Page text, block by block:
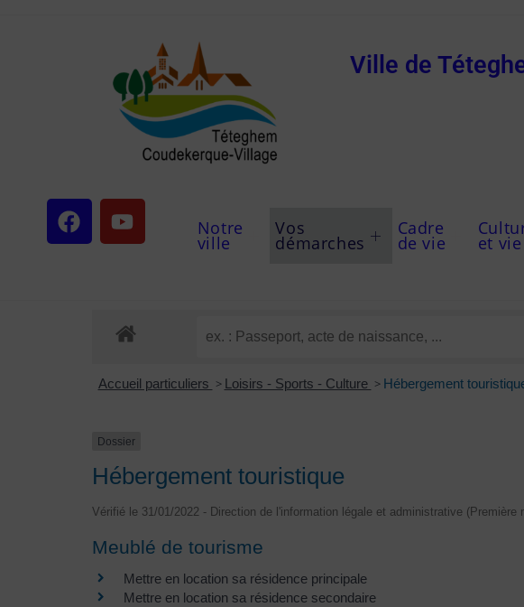
Ville de
Notre
ville
Vos
démarches
Cadre
de vie et
Accueil particuliers > Loisirs - Sports - Culture > Hébergement
Dossier
Hébergement touristique
Vérifié le 31/01/2022 - Direction de l'information légale et administrative (Première
Meublé de tourisme
Mettre en location sa résidence principale
Mettre en location sa résidence secondaire